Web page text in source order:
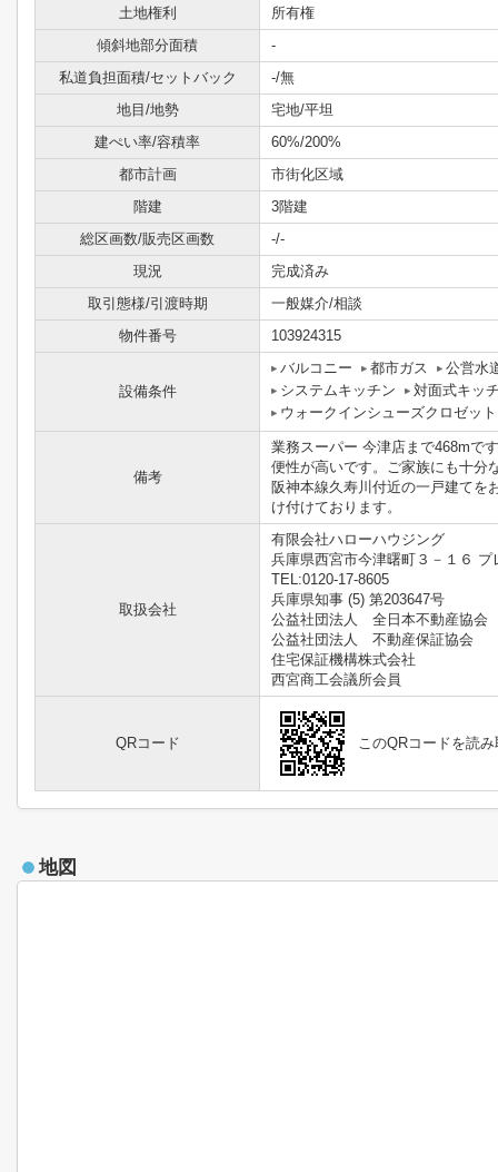
土地権利
所有権
傾斜地部分面積
-
私道負担面積/セットバック
-/無
地目/地勢
宅地/平坦
建ぺい率/容積率
60%/200%
都市計画
市街化区域
階建
3階建
総区画数/販売区画数
-/-
現況
完成済み
取引態様/引渡時期
一般媒介/相談
物件番号
103924315
設備条件
バルコニー 都市ガス
公営水
システムキッチン
対面式キッ
ウォークインシューズクロゼット
備考
業務スーパー 今津店まで468mで
便性が高いです。ご家族にも十分
阪神本線久寿川付近の一戸建てを
け付けております。
取扱会社
有限会社ハローハウジング
兵庫県西宮市今津曙町３－１６ プ
TEL:0120-17-8605
兵庫県知事 (5) 第203647号
公益社団法人 全日本不動産協会
公益社団法人 不動産保証協会
住宅保証機構株式会社
西宮商工会議所会員
QRコード このQRコードを読
地図